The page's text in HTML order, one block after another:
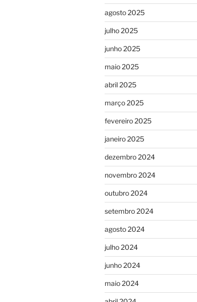
agosto 2025
julho 2025
junho 2025
maio 2025
abril 2025
março 2025
fevereiro 2025
janeiro 2025
dezembro 2024
novembro 2024
outubro 2024
setembro 2024
agosto 2024
julho 2024
junho 2024
maio 2024